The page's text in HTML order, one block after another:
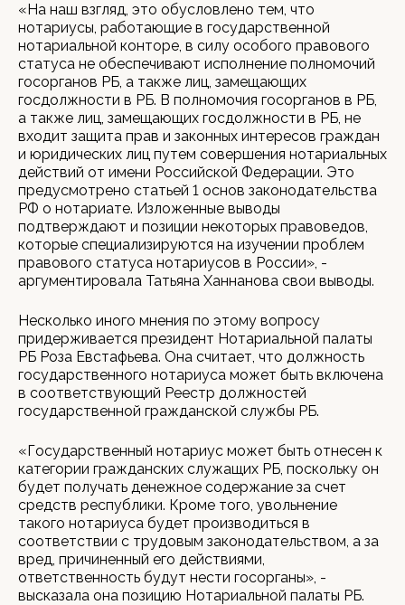
«На наш взгляд, это обусловлено тем, что
нотариусы, работающие в государственной
нотариальной конторе, в силу особого правового
статуса не обеспечивают исполнение полномочий
госорганов РБ, а также лиц, замещающих
госдолжности в РБ. В полномочия госорганов в РБ,
а также лиц, замещающих госдолжности в РБ, не
входит защита прав и законных интересов граждан
и юридических лиц путем совершения нотариальных
действий от имени Российской Федерации. Это
предусмотрено статьей 1 основ законодательства
РФ о нотариате. Изложенные выводы
подтверждают и позиции некоторых правоведов,
которые специализируются на изучении проблем
правового статуса нотариусов в России», -
аргументировала Татьяна Ханнанова свои выводы.
Несколько иного мнения по этому вопросу
придерживается президент Нотариальной палаты
РБ Роза Евстафьева. Она считает, что должность
государственного нотариуса может быть включена
в соответствующий Реестр должностей
государственной гражданской службы РБ.
«Государственный нотариус может быть отнесен к
категории гражданских служащих РБ, поскольку он
будет получать денежное содержание за счет
средств республики. Кроме того, увольнение
такого нотариуса будет производиться в
соответствии с трудовым законодательством, а за
вред, причиненный его действиями,
ответственность будут нести госорганы», -
высказала она позицию Нотариальной палаты РБ.